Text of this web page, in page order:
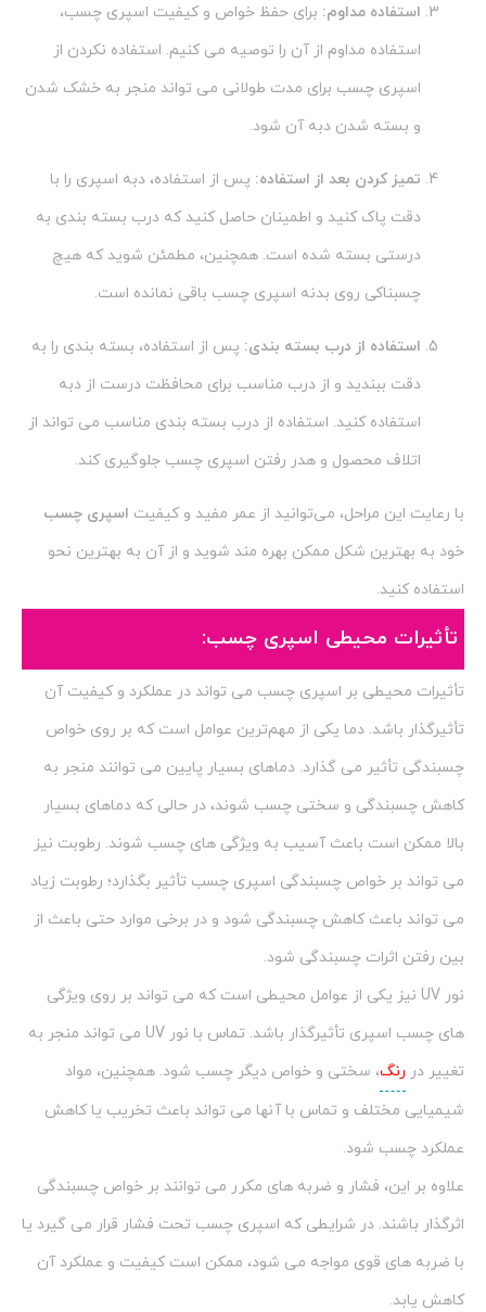
استفاده مداوم: برای حفظ خواص و کیفیت اسپری چسب،
استفاده مداوم از آن را توصیه می کنیم. استفاده نکردن از
اسپری چسب برای مدت طولانی می تواند منجر به خشک شدن
و بسته شدن دبه آن شود.
تمیز کردن بعد از استفاده: پس از استفاده، دبه اسپری را با
دقت پاک کنید و اطمینان حاصل کنید که درب بسته بندی به
درستی بسته شده است. همچنین، مطمئن شوید که هیچ
چسبناکی روی بدنه اسپری چسب باقی نمانده است.
استفاده از درب بسته بندی: پس از استفاده، بسته بندی را به
دقت ببندید و از درب مناسب برای محافظت درست از دبه
استفاده کنید. استفاده از درب بسته بندی مناسب می تواند از
اتلاف محصول و هدر رفتن اسپری چسب جلوگیری کند.
با رعایت این مراحل، می‌توانید از عمر مفید و کیفیت اسپری چسب
خود به بهترین شکل ممکن بهره مند شوید و از آن به بهترین نحو
استفاده کنید.
تأثیرات محیطی اسپری چسب:
تأثیرات محیطی بر اسپری چسب می تواند در عملکرد و کیفیت آن
تأثیرگذار باشد. دما یکی از مهم‌ترین عوامل است که بر روی خواص
چسبندگی تأثیر می گذارد. دماهای بسیار پایین می توانند منجر به
کاهش چسبندگی و سختی چسب شوند، در حالی که دماهای بسیار
بالا ممکن است باعث آسیب به ویژگی های چسب شوند. رطوبت نیز
می تواند بر خواص چسبندگی اسپری چسب تأثیر بگذارد؛ رطوبت زیاد
می تواند باعث کاهش چسبندگی شود و در برخی موارد حتی باعث از
بین رفتن اثرات چسبندگی شود.
نور UV نیز یکی از عوامل محیطی است که می تواند بر روی ویژگی
های چسب اسپری تأثیرگذار باشد. تماس با نور UV می تواند منجر به
تغییر در رنگ، سختی و خواص دیگر چسب شود. همچنین، مواد
شیمیایی مختلف و تماس با آنها می تواند باعث تخریب یا کاهش
عملکرد چسب شود.
علاوه بر این، فشار و ضربه های مکرر می توانند بر خواص چسبندگی
اثرگذار باشند. در شرایطی که اسپری چسب تحت فشار قرار می گیرد یا
با ضربه های قوی مواجه می شود، ممکن است کیفیت و عملکرد آن
کاهش یابد.